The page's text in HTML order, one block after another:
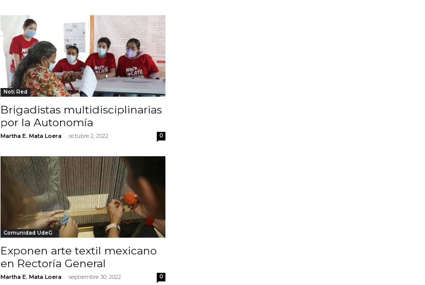
Noti Red
Brigadistas multidisciplinarias
por la Autonomía
Martha E. Mata Loera - octubre 2, 2022 0
Comunidad UdeG
Exponen arte textil mexicano
en Rectoría General
Martha E. Mata Loera - septiembre 30, 2022 0